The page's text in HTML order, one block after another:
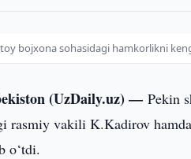
bojxona sohasidagi hamkorlikni
(UzDaily.uz) —Pekin
rasmiy vakili K.Kadirov
o‘tdi.